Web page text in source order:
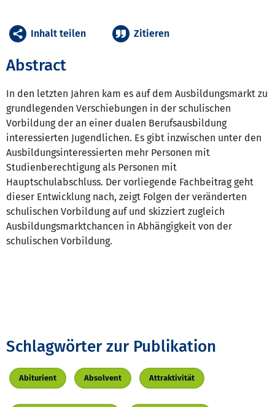
Abstract
In den letzten Jahren kam es auf dem Ausbildungsmarkt zu
grundlegenden Verschiebungen in der schulischen
Vorbildung der an einer dualen Berufsausbildung
interessierten Jugendlichen. Es gibt inzwischen unter den
Ausbildungsinteressierten mehr Personen mit
Studienberechtigung als Personen mit
Hauptschulabschluss. Der vorliegende Fachbeitrag geht
dieser Entwicklung nach, zeigt Folgen der veränderten
schulischen Vorbildung auf und skizziert zugleich
Ausbildungsmarktchancen in Abhängigkeit von der
schulischen Vorbildung.
Inhalt teilen Zitieren
Schlagwörter zur Publikation
Abiturient Absolvent Attraktivität